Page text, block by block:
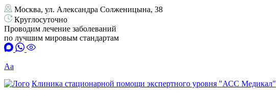
Москва, ул. Александра Солженицына, 38
Круглосуточно
Проводим лечение заболеваний
по лучшим мировым стандартам
Аа
Клиника стационарной помощи экспертного уровня "АСС Медикал"